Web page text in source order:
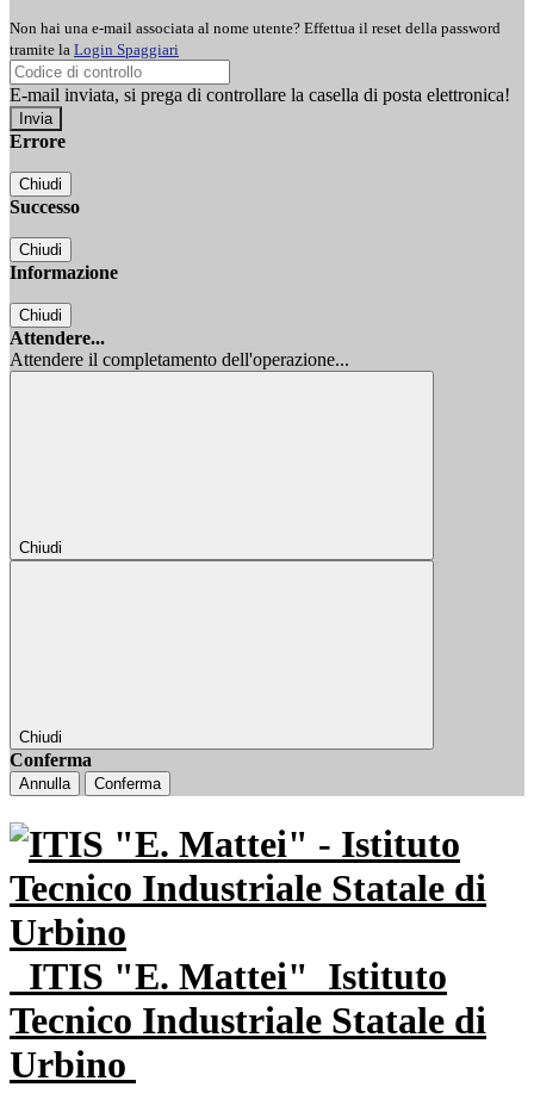
Non hai una e-mail associata al nome utente? Effettua il reset della password
tramite la Login Spaggiari
E-mail inviata, si prega di controllare la casella di posta elettronica!
Errore
Chiudi
Successo
Chiudi
Informazione
Chiudi
Attendere...
Attendere il completamento dell'operazione...
Chiudi
Chiudi
Conferma
Annulla Conferma
ITIS "E. Mattei" Istituto
Tecnico Industriale Statale di
Urbino